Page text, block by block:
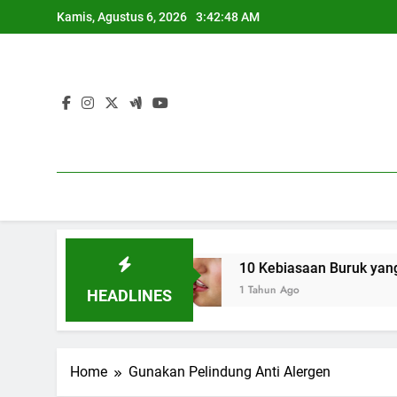
to
Kamis, Agustus 6, 2026 3:42:49 AM
HEADLINES
10 Kebiasaan Buruk yang Bikin
1 Tahun Ago
Home Gunakan Pelindung Anti Alergen